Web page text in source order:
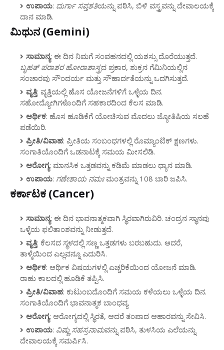
ಉಪಾಯ: ದುರ್ಗಾ ಸಪ್ತಶತಿಯನ್ನು ಪಠಿಸಿ, ಬಿಳಿ ವಸ್ತ್ರವನ್ನು ದೇವಾಲಯಕ್ಕೆ
ದಾನ ಮಾಡಿ.
ಮಿಥುನ (Gemini)
ಸಾಮಾನ್ಯ: ಈ ದಿನ ನಿಮಗೆ ಸಂವಹನದಲ್ಲಿ ಯಶಸ್ಸು ದೊರೆಯುತ್ತದೆ.
ಬೃಹತ್ ಪರಾಶರ ಹೋರಾಶಾಸ್ತ್ರದ ಪ್ರಕಾರ, ಶುಕ್ರನ ಗೆಮಿನಿಯಲ್ಲಿನ
ಸಂಚಾರವು ಸೌಂದರ್ಯ ಮತ್ತು ಸೌಹಾರ್ದತೆಯನ್ನು ಒದಗಿಸುತ್ತದೆ.
ವೃತ್ತಿ: ವೃತ್ತಿಯಲ್ಲಿ ಹೊಸ ಯೋಜನೆಗಳಿಗೆ ಒಳ್ಳೆಯ ದಿನ.
ಸಹೋದ್ಯೋಗಿಗಳೊಂದಿಗೆ ಸಹಕಾರದಿಂದ ಕೆಲಸ ಮಾಡಿ.
ಆರ್ಥಿಕ: ಹೊಸ ಹೂಡಿಕೆಗೆ ಯೋಚಿಸುವ ಮೊದಲು ಜ್ಯೋತಿಷಿಯ ಸಲಹೆ
ಪಡೆಯಿರಿ.
ಪ್ರೀತಿ/ವಿವಾಹ: ಪ್ರೀತಿಯ ಸಂಬಂಧಗಳಲ್ಲಿ ರೊಮ್ಯಾಂಟಿಕ್ ಕ್ಷಣಗಳು.
ಸಂಗಾತಿಯೊಂದಿಗೆ ಒಡನಾಟಕ್ಕೆ ಸಮಯ ಮೀಸಲಿಡಿ.
ಆರೋಗ್ಯ: ಮಾನಸಿಕ ಒತ್ತಡವನ್ನು ಕಡಿಮೆ ಮಾಡಲು ಧ್ಯಾನ ಮಾಡಿ.
ಉಪಾಯ: ಗಣೇಶಾಯ ನಮಃಮಂತ್ರವನ್ನು 108 ಬಾರಿ ಜಪಿಸಿ.
ಕರ್ಕಾಟಕ (Cancer)
ಸಾಮಾನ್ಯ: ಈ ದಿನ ಭಾವನಾತ್ಮಕವಾಗಿ ಸ್ಥಿರವಾಗಿರುವಿರಿ. ಚಂದ್ರನ ಸ್ಥಾನವು
ಒಳ್ಳೆಯ ಫಲಿತಾಂಶವನ್ನು ನೀಡುತ್ತದೆ.
ವೃತ್ತಿ: ಕೆಲಸದ ಸ್ಥಳದಲ್ಲಿ ಸಣ್ಣ ಒತ್ತಡಗಳು ಬರಬಹುದು. ಆದರೆ,
ತಾಳ್ಮೆಯಿಂದ ಎಲ್ಲವನ್ನೂ ಎದುರಿಸಿ.
ಆರ್ಥಿಕ: ಆರ್ಥಿಕ ವಿಷಯಗಳಲ್ಲಿ ಎಚ್ಚರಿಕೆಯಿಂದ ಯೋಜನೆ ಮಾಡಿ.
ರಾಹು ಕಾಲದಲ್ಲಿ ಹೂಡಿಕೆ ತಪ್ಪಿಸಿ.
ಪ್ರೀತಿ/ವಿವಾಹ: ಕುಟುಂಬದೊಂದಿಗೆ ಸಮಯ ಕಳೆಯಲು ಒಳ್ಳೆಯ ದಿನ.
ಸಂಗಾತಿಯೊಂದಿಗೆ ಭಾವನಾತ್ಮಕ ಬಾಂಧವ್ಯ.
ಆರೋಗ್ಯ: ಆರೋಗ್ಯದಲ್ಲಿ ಸ್ಥಿರತೆ, ಆದರೆ ತಂಪಾದ ಆಹಾರವನ್ನು ಸೇವಿಸಿ.
ಉಪಾಯ: ವಿಷ್ಣು ಸಹಸ್ರನಾಮವನ್ನು ಪಠಿಸಿ, ತುಳಸಿಯ ಎಲೆಯನ್ನು
ದೇವಾಲಯಕ್ಕೆ ಸಮರ್ಪಿಸಿ.